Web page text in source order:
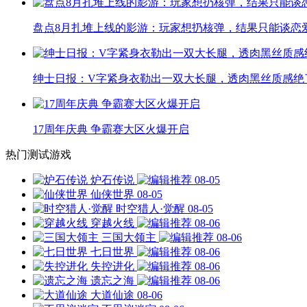
盘点8月扎堆上线的影游：玩家想扔核弹，结果只能谈恋
绅士日报：V字紧身衣勒出一双大长腿，透肉黑丝质感绝
17周年庆典 争霸赛大区火爆开启
热门测试游戏
炉石传说
08-05
仙侠世界 08-05
时空猎人·觉醒 08-05
穿越火线
08-06
三国大领主
08-06
七日世界
08-06
失控进化
08-06
遗忘之海
08-06
大道仙途 08-06